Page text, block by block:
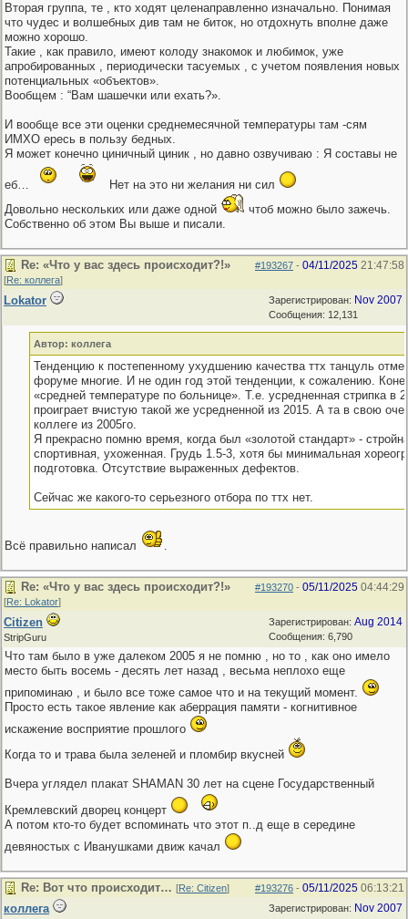
Вторая группа, те , кто ходят целенаправленно изначально. Понимая
что чудес и волшебных див там не биток, но отдохнуть вполне даже
можно хорошо.
Такие , как правило, имеют колоду знакомок и любимок, уже
апробированных , периодически тасуемых , с учетом появления новых
потенциальных «объектов».
Вообщем : “Вам шашечки или ехать?».
И вообще все эти оценки среднемесячной температуры там -сям
ИМХО ересь в пользу бедных.
Я может конечно циничный циник , но давно озвучиваю : Я составы не
еб…
Нет на это ни желания ни сил
Довольно нескольких или даже одной
чтоб можно было зажечь.
Собственно об этом Вы выше и писали.
#193267 - 04/11/2025 21:47:58
Re: «Что у вас здесь происходит?!»
[Re: коллега]
Зарегистрирован: Nov 2007
Сообщения: 12,131
Lokator
Автор: коллега
Тенденцию к постепенному ухудшению качества ттх танцуль
форуме многие. И не один год этой тенденции, к сожалению.
«средней температуре по больнице». Т.е. усредненная стрипка в
проиграет вчистую такой же усредненной из 2015. А та в свою
коллеге из 2005го.
Я прекрасно помню время, когда был «золотой стандарт» -
спортивная, ухоженная. Грудь 1.5-3, хотя бы минимальная
подготовка. Отсутствие выраженных дефектов.
Сейчас же какого-то серьезного отбора по ттх нет.
Всё правильно написал .
#193270 - 05/11/2025 04:44:29
Re: «Что у вас здесь происходит?!»
[Re: Lokator]
Зарегистрирован: Aug 2014
Сообщения: 6,790
Citizen
StripGuru
Что там было в уже далеком 2005 я не помню , но то , как оно имело
место быть восемь - десять лет назад , весьма неплохо еще
припоминаю , и было все тоже самое что и на текущий момент.
Просто есть такое явление как аберрация памяти - когнитивное
искажение восприятие прошлого
Когда то и трава была зеленей и пломбир вкусней
Вчера углядел плакат SHAMAN 30 лет на сцене Государственный
Кремлевский дворец концерт
А потом кто-то будет вспоминать что этот п..д еще в середине
девяностых с Иванушками движ качал
#193276 - 05/11/2025 06:13:21
Re: Вот что происходит… [Re: Citizen]
Зарегистрирован: Nov 2007
коллега